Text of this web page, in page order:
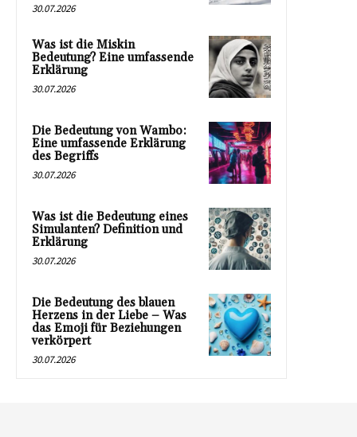
30.07.2026
Was ist die Miskin
Bedeutung? Eine umfassende
Erklärung
30.07.2026
Die Bedeutung von Wambo:
Eine umfassende Erklärung
des Begriffs
30.07.2026
Was ist die Bedeutung eines
Simulanten? Definition und
Erklärung
30.07.2026
Die Bedeutung des blauen
Herzens in der Liebe – Was
das Emoji für Beziehungen
verkörpert
30.07.2026